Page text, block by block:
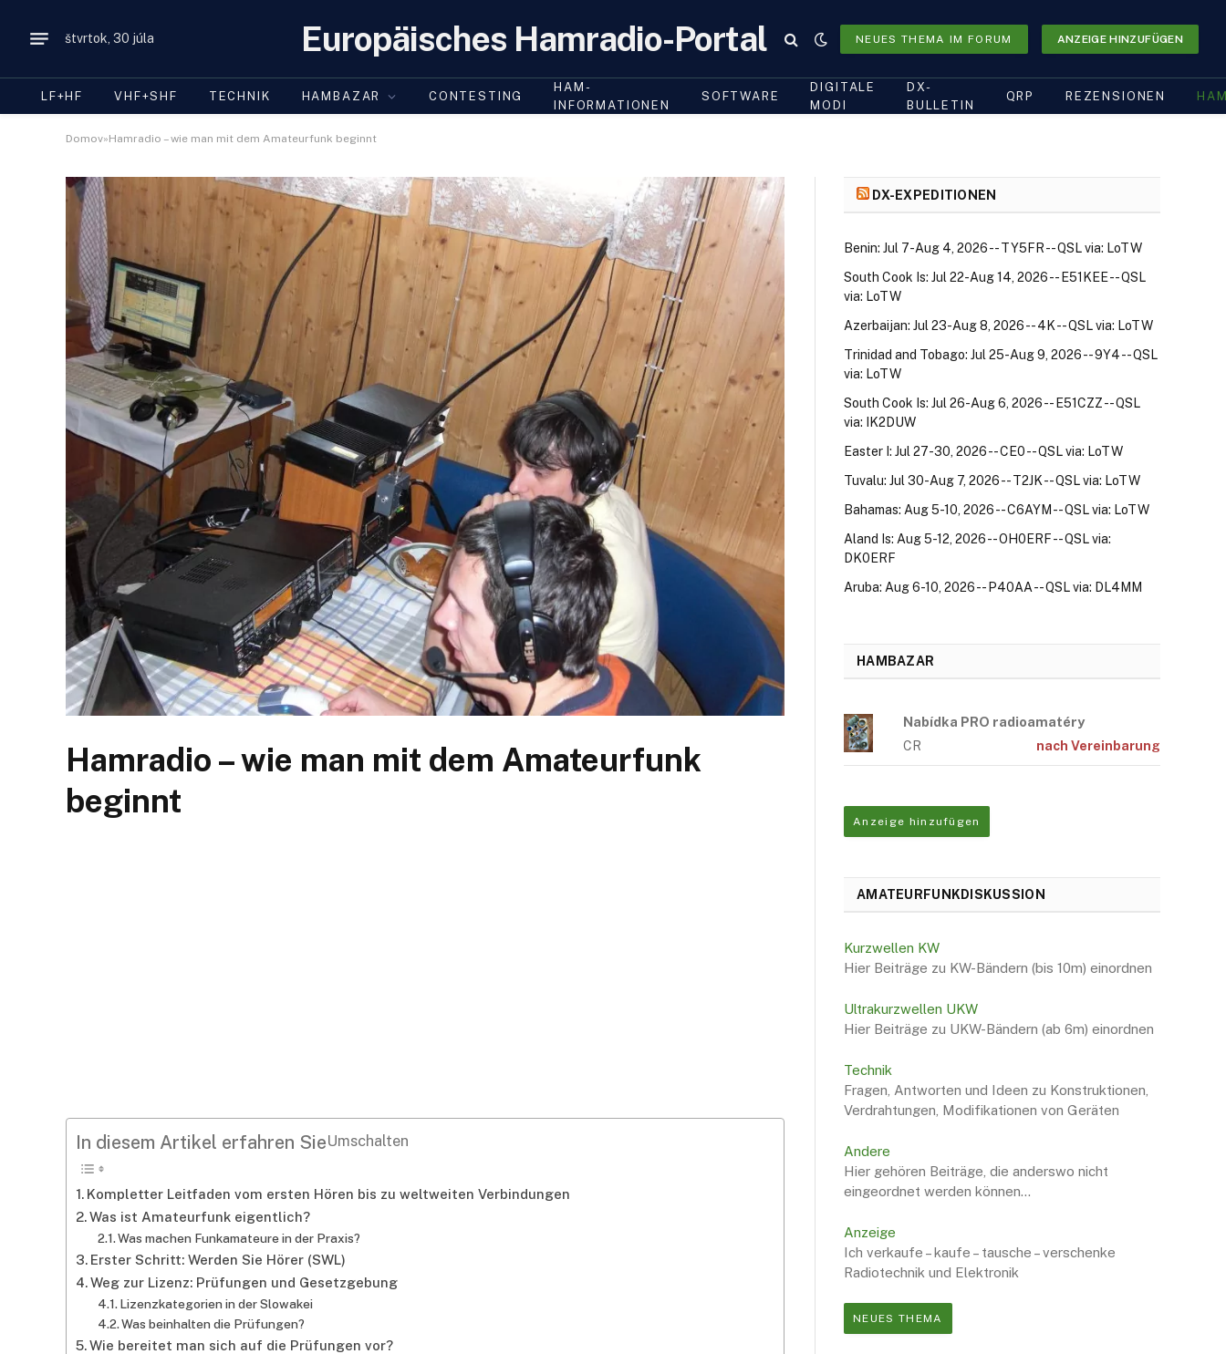
štvrtok, 30 júla Europäisches Hamradio-Portal NEUES THEMA IM FORUM ANZEIGE HINZUFÜGEN
LF+HF VHF+SHF TECHNIK HAMBAZAR CONTESTING
HAM-
INFORMATIONEN
SOFTWARE
DIGITALE
MODI
DX-
BULLETIN
QRP REZENSIONEN
Domov»Hamradio – wie man mit dem Amateurfunk beginnt
Hamradio – wie man mit dem Amateurfunk
beginnt
In diesem Artikel erfahren SieUmschalten
Kompletter Leitfaden vom ersten Hören bis zu weltweiten Verbindungen
Was ist Amateurfunk eigentlich?
Was machen Funkamateure in der Praxis?
Erster Schritt: Werden Sie Hörer (SWL)
Weg zur Lizenz: Prüfungen und Gesetzgebung
Lizenzkategorien in der Slowakei
Was beinhalten die Prüfungen?
Wie bereitet man sich auf die Prüfungen vor?
DX-EXPEDITIONEN
Benin: Jul 7-Aug 4, 2026 -- TY5FR -- QSL via: LoTW
South Cook Is: Jul 22-Aug 14, 2026 -- E51KEE -- QSL
via: LoTW
Azerbaijan: Jul 23-Aug 8, 2026 -- 4K -- QSL via: LoTW
Trinidad and Tobago: Jul 25-Aug 9, 2026 -- 9Y4 -- QSL
via: LoTW
South Cook Is: Jul 26-Aug 6, 2026 -- E51CZZ -- QSL
via: IK2DUW
Easter I: Jul 27-30, 2026 -- CE0 -- QSL via: LoTW
Tuvalu: Jul 30-Aug 7, 2026 -- T2JK -- QSL via: LoTW
Bahamas: Aug 5-10, 2026 -- C6AYM -- QSL via: LoTW
Aland Is: Aug 5-12, 2026 -- OH0ERF -- QSL via:
DK0ERF
Aruba: Aug 6-10, 2026 -- P40AA -- QSL via: DL4MM
HAMBAZAR
Nabídka PRO radioamatéry
CR nach Vereinbarung
Anzeige hinzufügen
AMATEURFUNKDISKUSSION
Kurzwellen KW
Hier Beiträge zu KW-Bändern (bis 10m) einordnen
Ultrakurzwellen UKW
Hier Beiträge zu UKW-Bändern (ab 6m) einordnen
Technik
Fragen, Antworten und Ideen zu Konstruktionen,
Verdrahtungen, Modifikationen von Geräten
Andere
Hier gehören Beiträge, die anderswo nicht
eingeordnet werden können…
Anzeige
Ich verkaufe – kaufe – tausche – verschenke
Radiotechnik und Elektronik
NEUES THEMA